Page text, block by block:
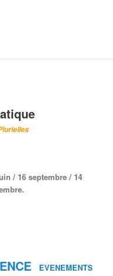
/ 16 septembre / 14
EVENEMENTS